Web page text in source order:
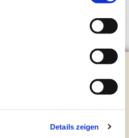
Details zeigen